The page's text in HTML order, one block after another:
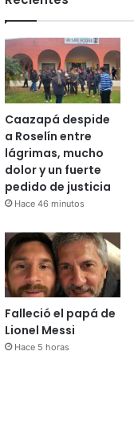
Caazapá despide
a Roselín entre
lágrimas, mucho
dolor y un fuerte
pedido de justicia
Hace 46 minutos
Falleció el papá de
Lionel Messi
Hace 5 horas